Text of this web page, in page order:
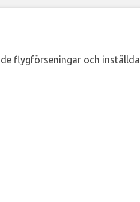
flygförseningar och inställda